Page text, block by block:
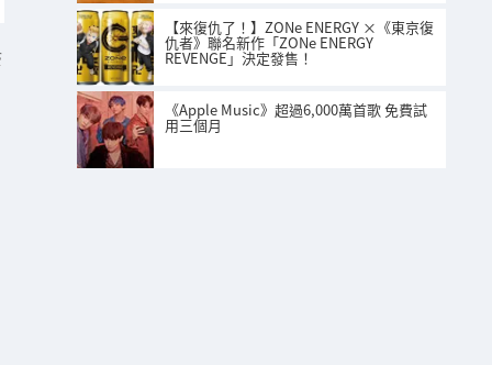
【來復仇了！】ZONe ENERGY ×《東京復
仇者》聯名新作「ZONe ENERGY
REVENGE」決定發售！
《Apple Music》超過6,000萬首歌 免費試
用三個月